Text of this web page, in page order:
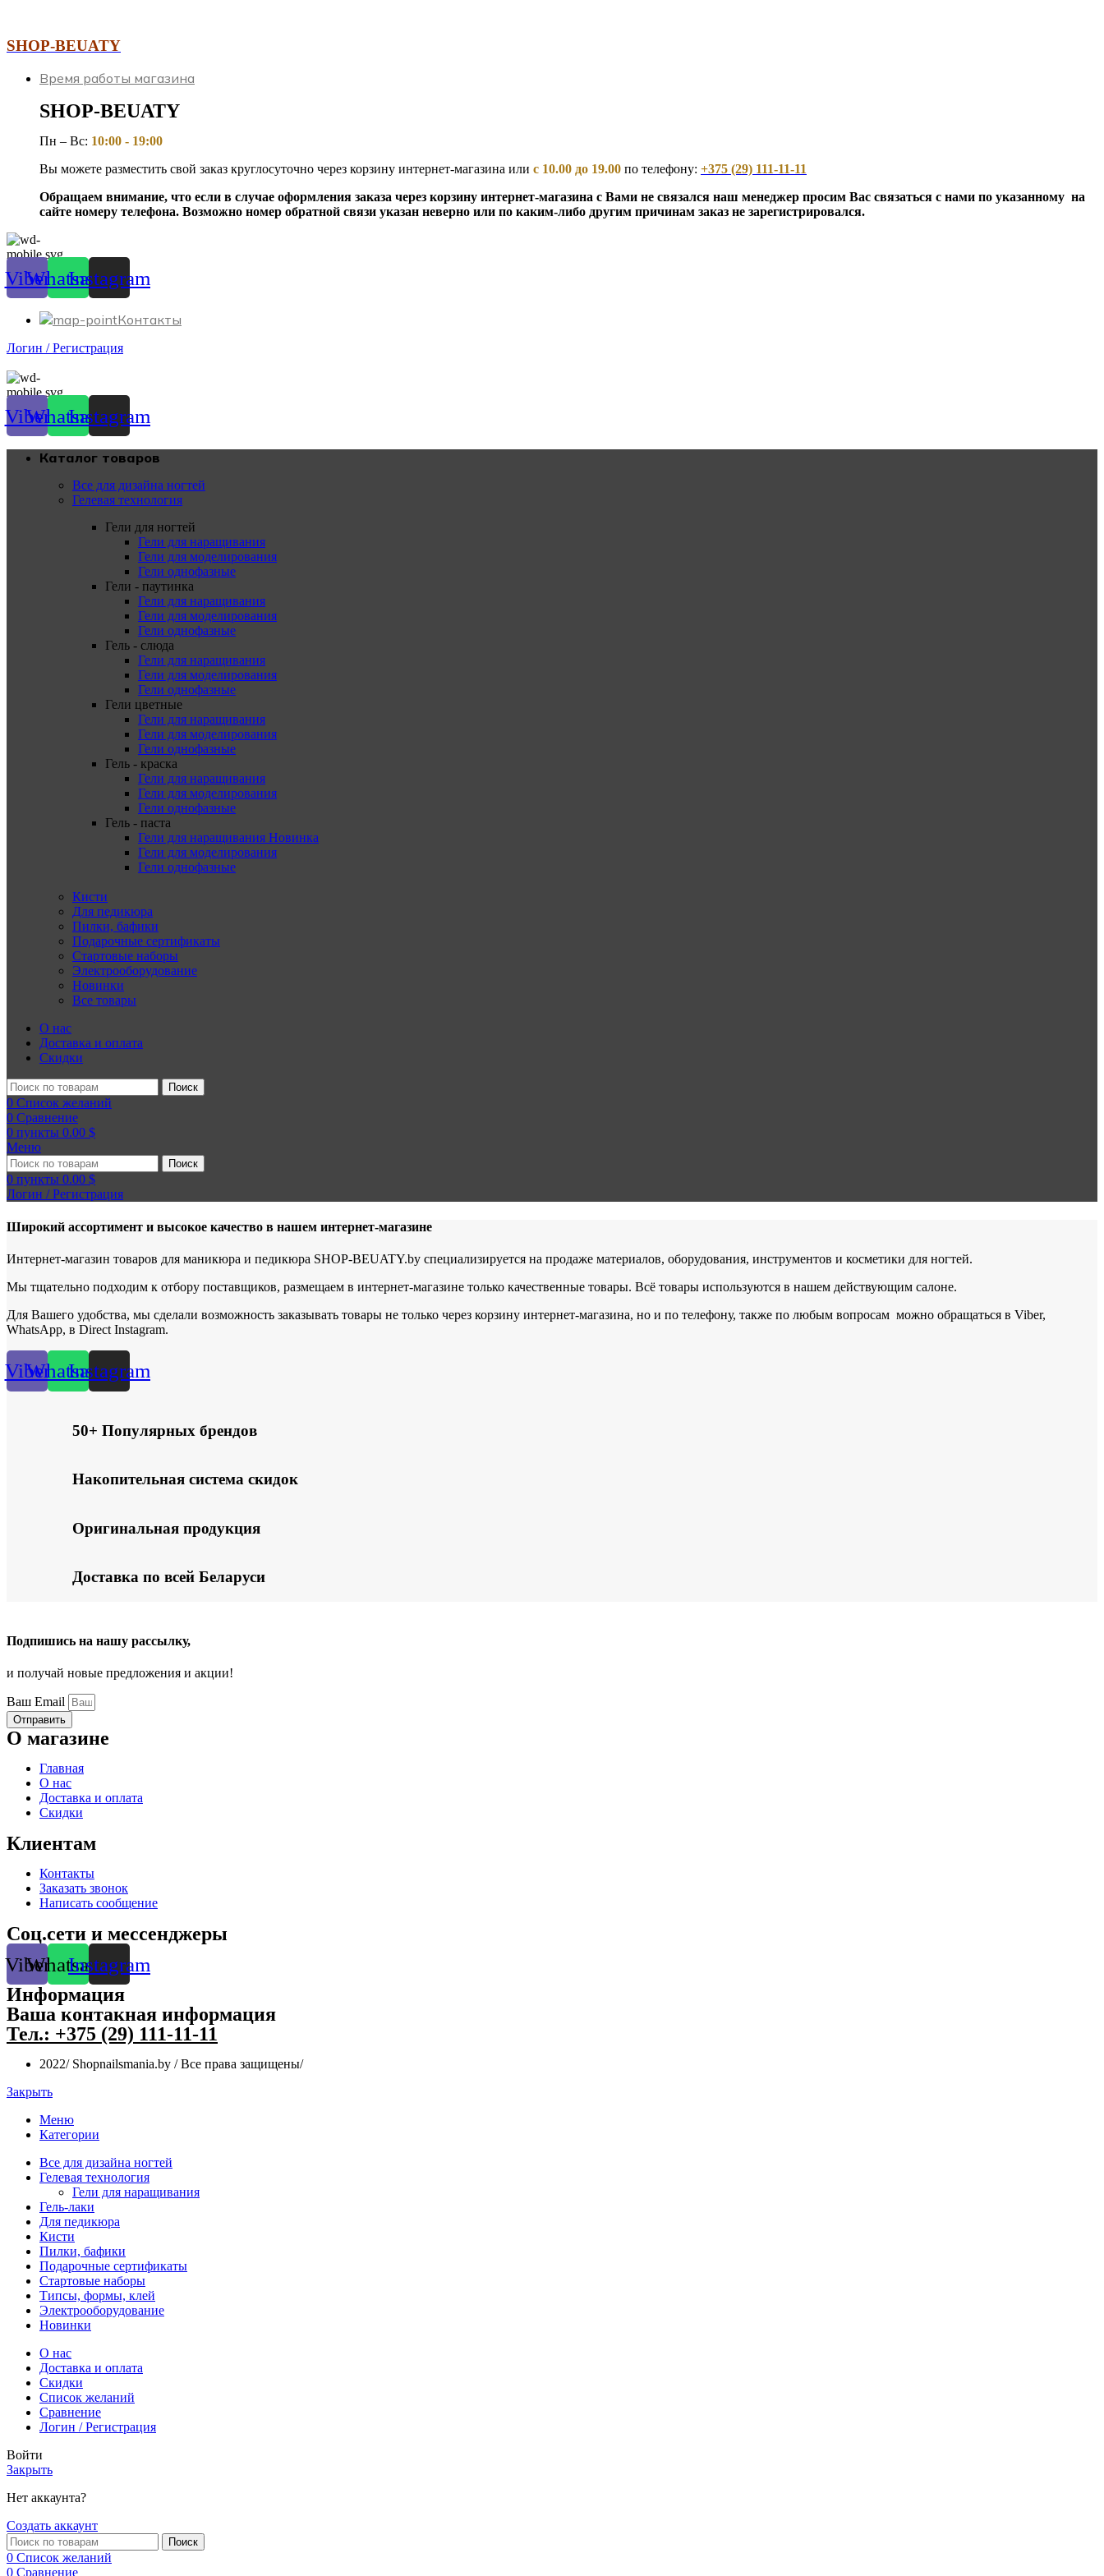
SHOP-BEUATY
Время работы магазина
SHOP-BEUATY
Пн – Вс: 10:00 - 19:00
Вы можете разместить свой заказ круглосуточно через корзину интернет-магазина или с 10.00 до 19.00 по телефону: +375 (29) 111-11-11
Обращаем внимание, что если в случае оформления заказа через корзину интернет-магазина с Вами не связался наш менеджер просим Вас связаться с нами по указанному на
сайте номеру телефона. Возможно номер обратной связи указан неверно или по каким-либо другим причинам заказ не зарегистрировался.
ViberWhatsappInstagram
Контакты
Логин / Регистрация
ViberWhatsappInstagram
Каталог товаров
Все для дизайна ногтей
Гелевая технология
Гели для ногтей
Гели для наращивания
Гели для моделирования
Гели однофазные
Гели - паутинка
Гели для наращивания
Гели для моделирования
Гели однофазные
Гель - слюда
Гели для наращивания
Гели для моделирования
Гели однофазные
Гели цветные
Гели для наращивания
Гели для моделирования
Гели однофазные
Гель - краска
Гели для наращивания
Гели для моделирования
Гели однофазные
Гель - паста
Гели для наращивания Новинка
Гели для моделирования
Гели однофазные
Кисти
Для педикюра
Пилки, бафики
Подарочные сертификаты
Стартовые наборы
Электрооборудование
Новинки
Все товары
О нас
Доставка и оплата
Скидки
Поиск
0 Список желаний
0 Сравнение
0 пункты 0.00 $
Меню
Поиск
0 пункты 0.00 $
Логин / Регистрация
Широкий ассортимент и высокое качество в нашем интернет-магазине
Интернет-магазин товаров для маникюра и педикюра SHOP-ВЕUATY.by специализируется на продаже материалов, оборудования, инструментов и косметики для ногтей.
Мы тщательно подходим к отбору поставщиков, размещаем в интернет-магазине только качественные товары. Всё товары используются в нашем действующим салоне.
Для Вашего удобства, мы сделали возможность заказывать товары не только через корзину интернет-магазина, но и по телефону, также по любым вопросам можно обращаться в Viber,
WhatsApp, в Direct Instagram.
ViberWhatsappInstagram
50+ Популярных брендов
Накопительная система скидок
Оригинальная продукция
Доставка по всей Беларуси
Подпишись на нашу рассылку,
и получай новые предложения и акции!
Ваш Email
Отправить
О магазине
Главная
О нас
Доставка и оплата
Скидки
Клиентам
Контакты
Заказать звонок
Написать сообщение
Соц.сети и мессенджеры
ViberWhatsappInstagram
Информация
Ваша контакная информация
Тел.: +375 (29) 111-11-11
2022/ Shopnailsmania.by / Все права защищены/
Закрыть
Меню
Категории
Все для дизайна ногтей
Гелевая технология
Гели для наращивания
Гель-лаки
Для педикюра
Кисти
Пилки, бафики
Подарочные сертификаты
Стартовые наборы
Типсы, формы, клей
Электрооборудование
Новинки
О нас
Доставка и оплата
Скидки
Список желаний
Сравнение
Логин / Регистрация
Войти
Закрыть
Нет аккаунта?
Создать аккаунт
Поиск
0 Список желаний
0 Сравнение